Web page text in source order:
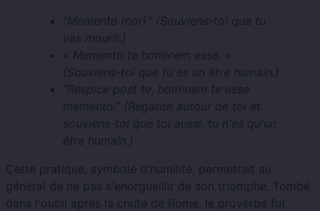
"Memento mori." (Souviens-toi que tu
vas mourir.)
« Memento te hominem esse. »
(Souviens-toi que tu es un être humain.)
“Respice post te, hominem te esse
memento.” (Regarde autour de toi et
souviens-toi que toi aussi, tu n'es qu'un
être humain.)
Cette pratique, symbole d'humilité, permettait au
général de ne pas s'enorgueillir de son triomphe. Tombé
dans l'oubli après la chute de Rome, le proverbe fut